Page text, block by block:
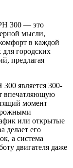
300 — это
мысли,
в каждой
для городских
предлагая
является 300-
впечатляющую
момент
или открытые
делает его
а система
двигателя даже